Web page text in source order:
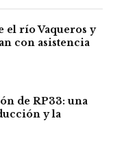
el río Vaqueros y
con asistencia
de RP33: una
y la